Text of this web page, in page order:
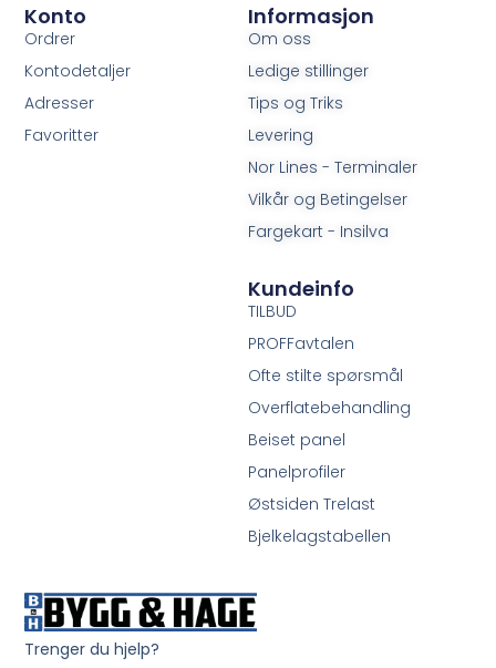
Trenger du hjelp?
Informasjon
Om oss
Ledige stillinger
Tips og Triks
Levering
Nor Lines - Terminaler
Vilkår og Betingelser
Fargekart - Insilva
Konto
Ordrer
Kontodetaljer
Adresser
Favoritter
Kundeinfo
TILBUD
PROFFavtalen
Ofte stilte spørsmål
Overflatebehandling
Beiset panel
Panelprofiler
Østsiden Trelast
Bjelkelagstabellen